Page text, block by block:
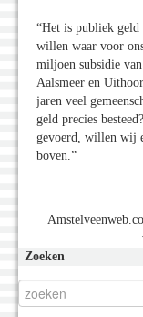
“Het is publiek
willen waar voor
miljoen subsidie
Aalsmeer en
jaren veel
geld precies
gevoerd, willen wij
boven.”
Zoeken